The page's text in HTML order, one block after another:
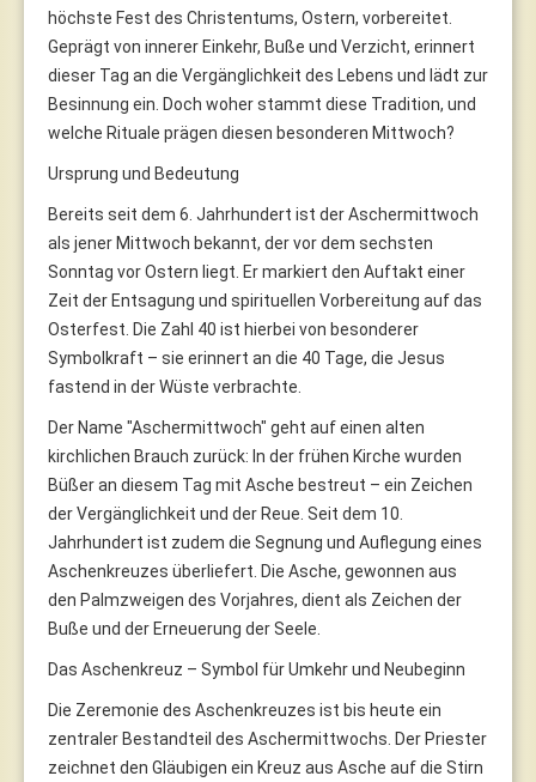
höchste Fest des Christentums, Ostern, vorbereitet.
Geprägt von innerer Einkehr, Buße und Verzicht, erinnert
dieser Tag an die Vergänglichkeit des Lebens und lädt zur
Besinnung ein. Doch woher stammt diese Tradition, und
welche Rituale prägen diesen besonderen Mittwoch?
Ursprung und Bedeutung
Bereits seit dem 6. Jahrhundert ist der Aschermittwoch
als jener Mittwoch bekannt, der vor dem sechsten
Sonntag vor Ostern liegt. Er markiert den Auftakt einer
Zeit der Entsagung und spirituellen Vorbereitung auf das
Osterfest. Die Zahl 40 ist hierbei von besonderer
Symbolkraft – sie erinnert an die 40 Tage, die Jesus
fastend in der Wüste verbrachte.
Der Name "Aschermittwoch" geht auf einen alten
kirchlichen Brauch zurück: In der frühen Kirche wurden
Büßer an diesem Tag mit Asche bestreut – ein Zeichen
der Vergänglichkeit und der Reue. Seit dem 10.
Jahrhundert ist zudem die Segnung und Auflegung eines
Aschenkreuzes überliefert. Die Asche, gewonnen aus
den Palmzweigen des Vorjahres, dient als Zeichen der
Buße und der Erneuerung der Seele.
Das Aschenkreuz – Symbol für Umkehr und Neubeginn
Die Zeremonie des Aschenkreuzes ist bis heute ein
zentraler Bestandteil des Aschermittwochs. Der Priester
zeichnet den Gläubigen ein Kreuz aus Asche auf die Stirn